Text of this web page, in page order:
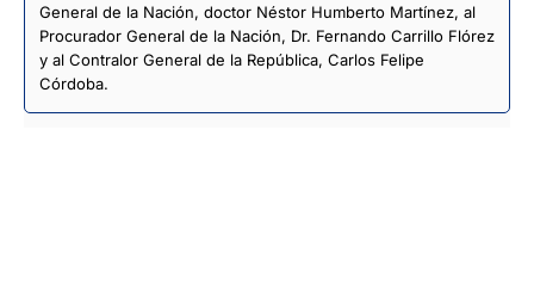
General de la Nación, doctor Néstor Humberto Martínez, al
Procurador General de la Nación, Dr. Fernando Carrillo Flórez
y al Contralor General de la República, Carlos Felipe
Córdoba.